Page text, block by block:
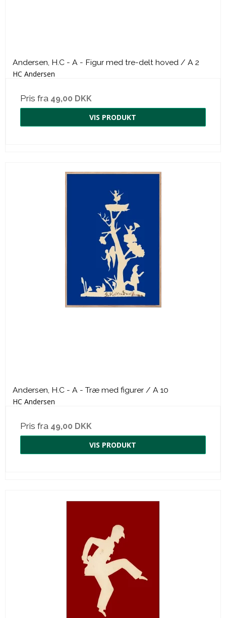
Andersen, H.C - A - Figur med tre-delt hoved / A 2
HC Andersen
Pris fra 49,00 DKK
VIS PRODUKT
Andersen, H.C - A - Træ med figurer / A 10
HC Andersen
Pris fra 49,00 DKK
VIS PRODUKT